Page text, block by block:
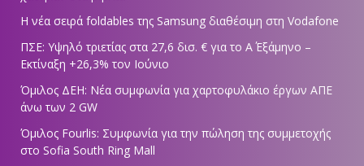
Η νέα σειρά foldables της Samsung διαθέσιμη στη Vodafone
ΠΣΕ: Υψηλό τριετίας στα 27,6 δισ. € για το Α΄ Εξάμηνο –
Εκτίναξη +26,3% τον Ιούνιο
Όμιλος ΔΕΗ: Νέα συμφωνία για χαρτοφυλάκιο έργων ΑΠΕ
άνω των 2 GW
Όμιλος Fourlis: Συμφωνία για την πώληση της συμμετοχής
στο Sofia South Ring Mall